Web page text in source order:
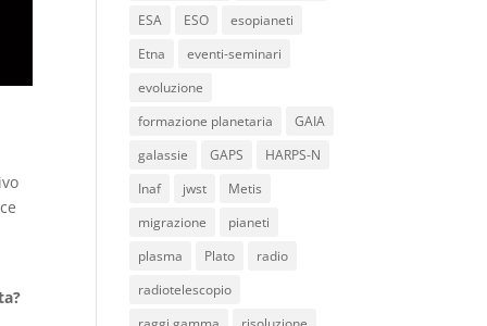
ESA
ESO
esopianeti
Etna
eventi-seminari
evoluzione
formazione planetaria
GAIA
galassie
GAPS
HARPS-N
Inaf
jwst
Metis
migrazione
pianeti
plasma
Plato
radio
radiotelescopio